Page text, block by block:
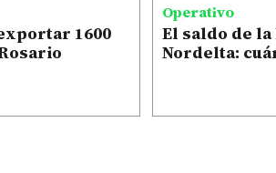
1600
Operativo
El saldo de
Nordelta: